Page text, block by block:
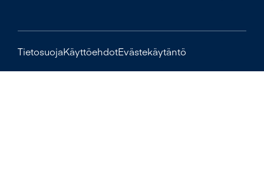
TietosuojaKäyttöehdotEvästekäytäntö